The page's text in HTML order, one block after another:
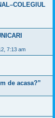
7:13 am
de acasa?”